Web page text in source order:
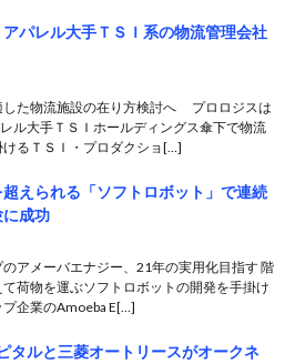
パレル大手ＴＳＩ系の物流管理会社
した物流施設の在り方検討へ プロロジスは
ル大手ＴＳＩホールディングス傘下で物流
るＴＳＩ・プロダクショ[…]
えられる「ソフトロボット」で連続
成功
アメーバエナジー、21年の実用化目指す 階
荷物を運ぶソフトロボットの開発を手掛け
企業のAmoeba E[…]
タルと三菱オートリースがオークネ